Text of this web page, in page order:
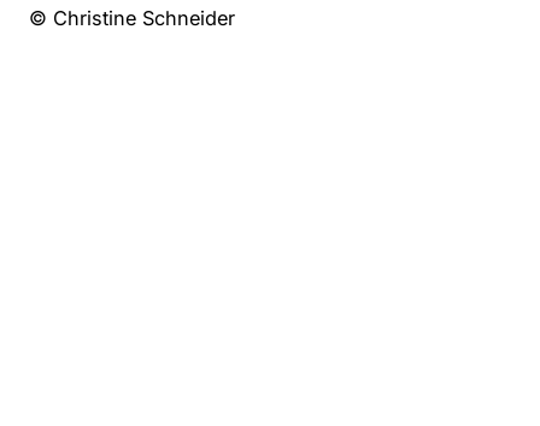
© Christine Schneider